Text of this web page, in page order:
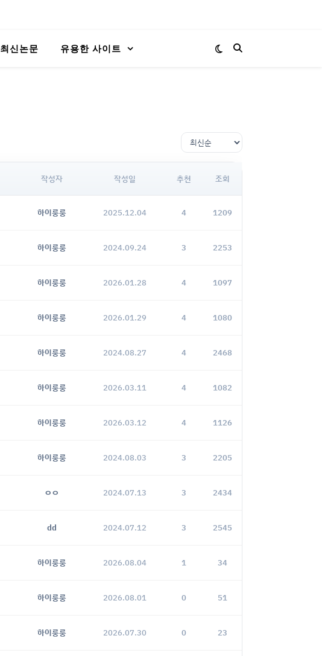
최신논문 유용한 사이트
작성자 작성일 추천 조회
하이룽룽 2025.12.04 4 1209
하이룽룽 2024.09.24 3 2253
하이룽룽 2026.01.28 4 1097
하이룽룽 2026.01.29 4 1080
하이룽룽 2024.08.27 4 2468
하이룽룽 2026.03.11 4 1082
하이룽룽 2026.03.12 4 1126
하이룽룽 2024.08.03 3 2205
ㅇㅇ 2024.07.13 3 2434
dd 2024.07.12 3 2545
하이룽룽 2026.08.04 1 34
하이룽룽 2026.08.01 0 51
하이룽룽 2026.07.30 0 23